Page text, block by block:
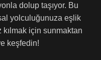
dolup taşıyor. Bu
yolculuğunuza eşlik
için sunmaktan
keşfedin!